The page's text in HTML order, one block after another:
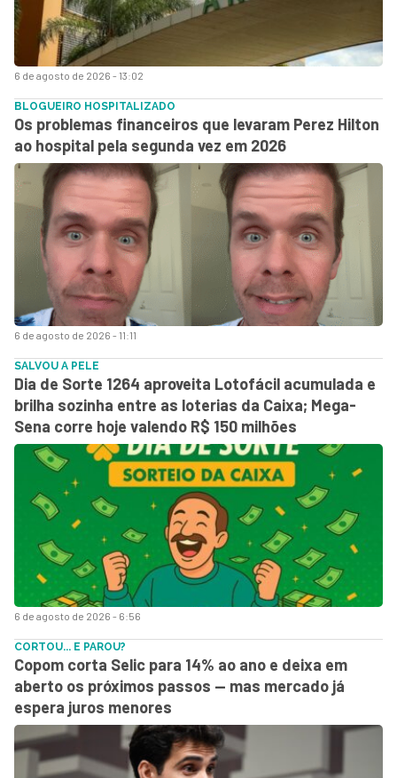
6 de agosto de 2026 - 13:02
6 de agosto de 2026 - 11:11
BLOGUEIRO HOSPITALIZADO
Os problemas financeiros que levaram Perez Hilton
ao hospital pela segunda vez em 2026
6 de agosto de 2026 - 6:56
SALVOU A PELE
Dia de Sorte 1264 aproveita Lotofácil acumulada e
brilha sozinha entre as loterias da Caixa; Mega-
Sena corre hoje valendo R$ 150 milhões
CORTOU... E PAROU?
Copom corta Selic para 14% ao ano e deixa em
aberto os próximos passos — mas mercado já
espera juros menores